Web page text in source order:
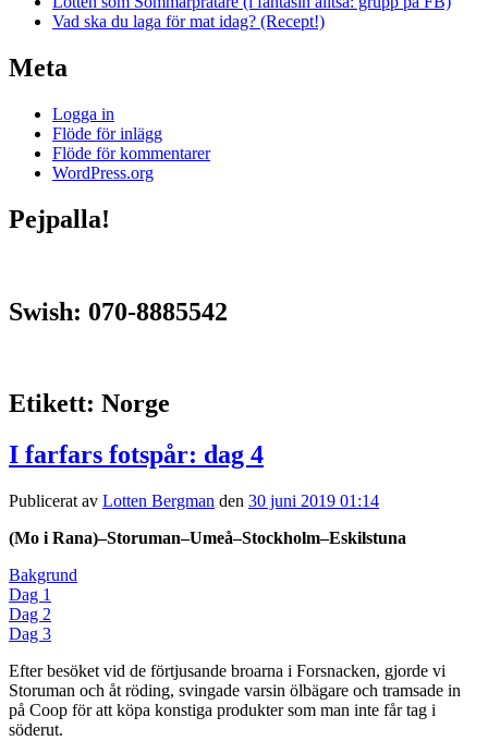
Vad ska du laga för mat idag? (Recept!)
Meta
Logga in
Flöde för inlägg
Flöde för kommentarer
WordPress.org
Pejpalla!
Swish: 070-8885542
Etikett: Norge
I farfars fotspår: dag 4
Publicerat av Lotten Bergman den 30 juni 2019 01:14
(Mo i Rana)–Storuman–Umeå–Stockholm–Eskilstuna
Bakgrund
Dag 1
Dag 2
Dag 3
Efter besöket vid de förtjusande broarna i Forsnacken, gjorde vi
Storuman och åt röding, svingade varsin ölbägare och tramsade in
på Coop för att köpa konstiga produkter som man inte får tag i
söderut.